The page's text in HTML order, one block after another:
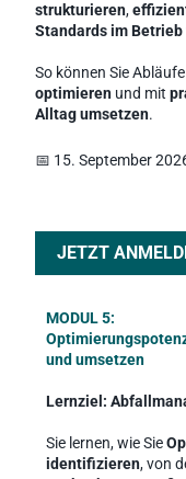
strukturieren,
Standards im
So können Sie
optimieren und mit
Alltag umsetzen.
📅 15. September
JETZT
MODUL 5:
und umsetzen
Lernziel:
Sie lernen, wie Sie
identifizieren, von